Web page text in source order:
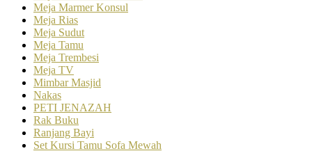
Meja Marmer Konsul
Meja Rias
Meja Sudut
Meja Tamu
Meja Trembesi
Meja TV
Mimbar Masjid
Nakas
PETI JENAZAH
Rak Buku
Ranjang Bayi
Set Kursi Tamu Sofa Mewah